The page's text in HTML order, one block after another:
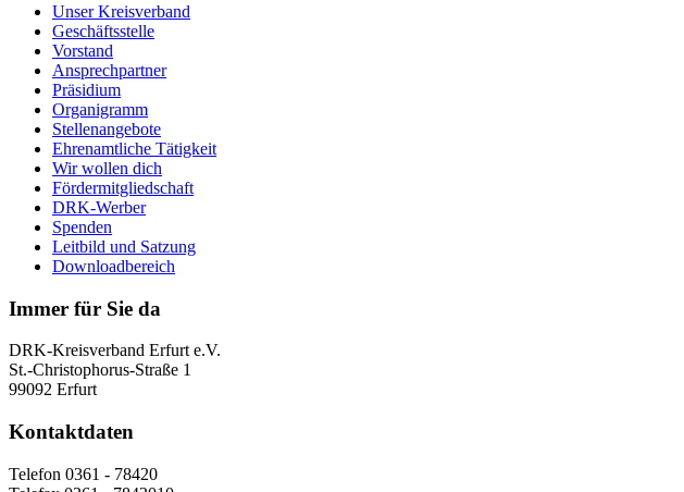
Unser Kreisverband
Geschäftsstelle
Vorstand
Ansprechpartner
Präsidium
Organigramm
Stellenangebote
Ehrenamtliche Tätigkeit
Wir wollen dich
Fördermitgliedschaft
DRK-Werber
Spenden
Leitbild und Satzung
Downloadbereich
Immer für Sie da
DRK-Kreisverband Erfurt e.V.
St.-Christophorus-Straße 1
99092 Erfurt
Kontaktdaten
Telefon 0361 - 78420